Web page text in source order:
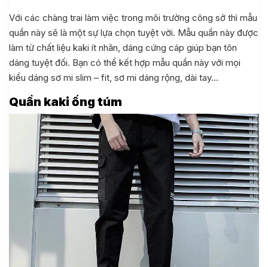
Với các chàng trai làm việc trong môi trường công sở thì mẫu
quần này sẽ là một sự lựa chọn tuyệt vời. Mẫu quần này được
làm từ chất liệu kaki ít nhăn, dáng cứng cáp giúp bạn tôn
dáng tuyệt đối. Bạn có thể kết hợp mẫu quần này với mọi
kiểu dáng sơ mi slim – fit, sơ mi dáng rộng, dài tay…
Quần kaki ống túm